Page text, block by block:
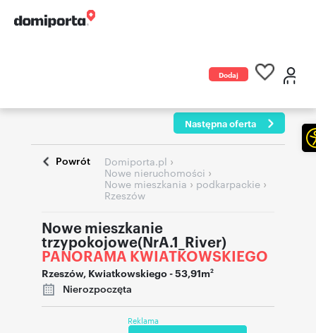
Dodaj
Następna oferta
Powrót Domiporta.pl ›
Nowe nieruchomości ›
Nowe mieszkania › podkarpackie ›
Rzeszów
Nowe mieszkanie
trzypokojowe(NrA.1_River)
PANORAMA KWIATKOWSKIEGO
Rzeszów, Kwiatkowskiego- 53,91m2
Nierozpoczęta
Reklama